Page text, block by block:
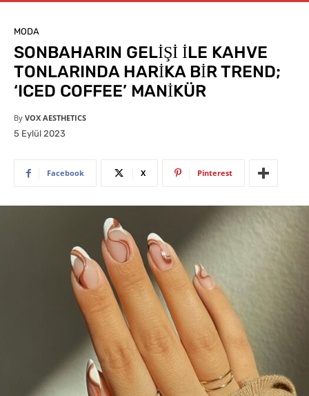
MODA
SONBAHARIN GELİŞİ İLE KAHVE
TONLARINDA HARİKA BİR TREND;
‘ICED COFFEE’ MANİKÜR
By VOX AESTHETICS
5 Eylül 2023
Facebook X Pinterest